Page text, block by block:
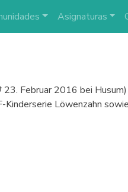
Asignaturas
Februar 2016 bei
Löwenzahn